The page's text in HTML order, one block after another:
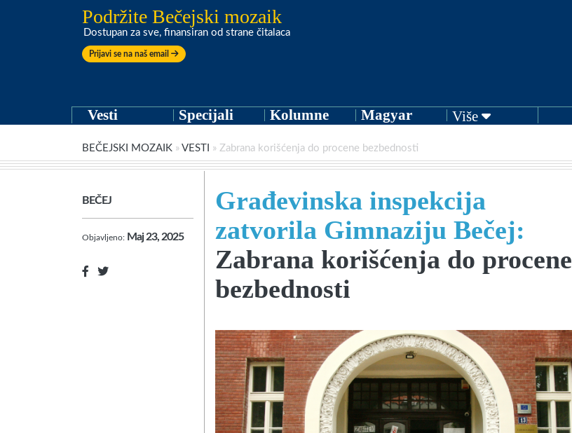
Podržite Bečejski mozaik
Dostupan za sve, finansiran od strane čitalaca
Prijavi se na naš email
Vesti Specijali Kolumne Magyar Više
BEČEJSKI MOZAIK » VESTI » Zabrana korišćenja do procene bezbednosti
BEČEJ
Objavljeno: Maj 23, 2025
Građevinska inspekcija
zatvorila Gimnaziju Bečej:
Zabrana korišćenja do procene
bezbednosti